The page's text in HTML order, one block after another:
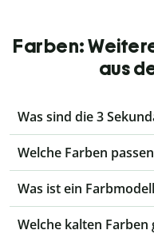
Farben:
aus
Was sind die 3
Welche Farben
Was ist ein
Welche kalten Farben